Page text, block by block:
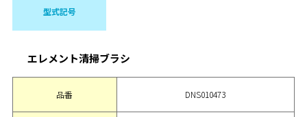
型式記号
エレメント清掃ブラシ
品番 DNS010473